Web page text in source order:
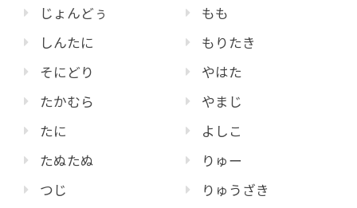
じょんどぅ
しんたに
そにどり
たかむら
たに
たぬたぬ
つじ
もも
もりたき
やはた
やまじ
よしこ
りゅー
りゅうざき